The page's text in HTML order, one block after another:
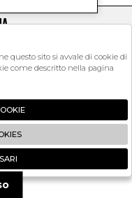
by
questo sito si avvale di cookie di
come descritto nella pagina